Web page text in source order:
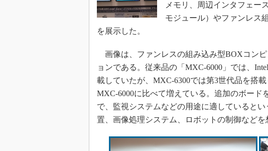
“異端児エンジニア”が仕
改革、執念の180日
JASA発IoT通信
IHSアナリスト「未来展
「英語に愛されないエン
メモリ、周辺インタフェー
モジュール）やファンレス
を展示した。
画像は、ファンレスの組み込み型BOXコン
ョンである。従来品の「MXC-6000」では、
載していたが、MXC-6300では第3世代品を搭
MXC-6000に比べて増えている。追加のボード
で、監視システムなどの用途に適していると
置、画像処理システム、ロボットの制御などを